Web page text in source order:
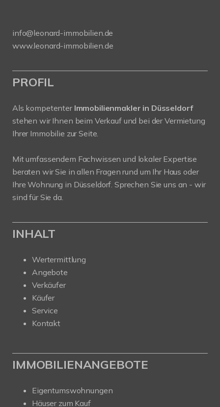
info@leonard-immobilien.de
www.leonard-immobilien.de
PROFIL
Als kompetenter Immobilienmakler in Düsseldorf
stehen wir Ihnen beim Verkauf und bei der Vermietung
Ihrer Immobilie zur Seite.
Mit umfassendem Fachwissen und lokaler Expertise
beraten wir Sie in allen Fragen rund um Ihr Haus oder
Ihre Wohnung in Düsseldorf. Sprechen Sie uns an - wir
sind für Sie da.
INHALT
Wertermittlung
Angebote
Verkäufer
Käufer
Service
Kontakt
IMMOBILIENANGEBOTE
Eigentumswohnungen
Häuser zum Kauf